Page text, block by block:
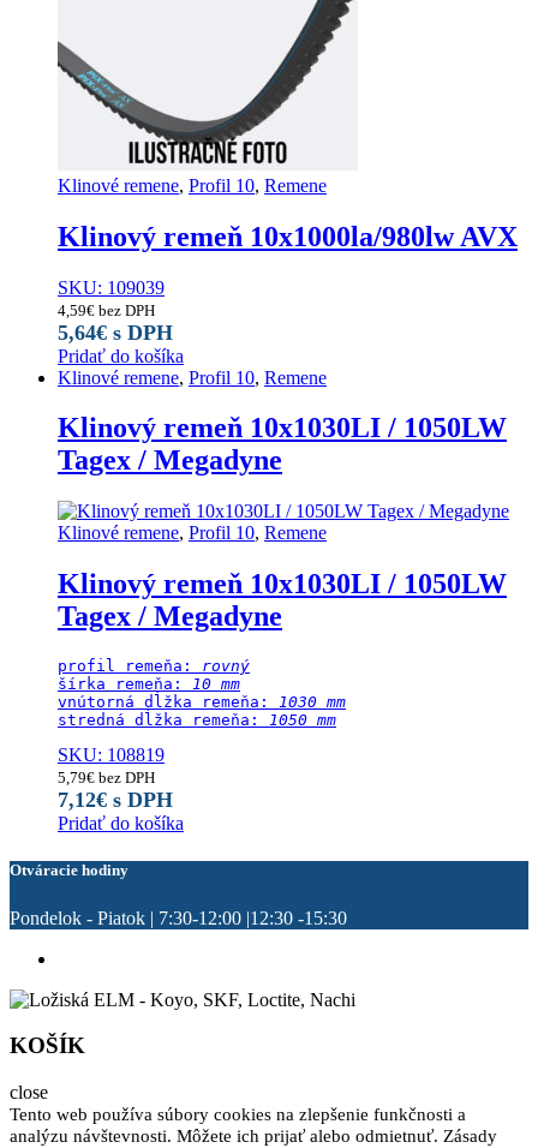
Klinové remene, Profil 10, Remene
Klinový remeň 10x1000la/980lw AVX
SKU: 109039
4,59€ bez DPH
5,64€ s DPH
Pridať do košíka
Klinové remene, Profil 10, Remene
Klinový remeň 10x1030LI / 1050LW
Tagex / Megadyne
Klinové remene, Profil 10, Remene
Klinový remeň 10x1030LI / 1050LW
Tagex / Megadyne
profil remeňa: rovný
šírka remeňa: 10 mm
vnútorná dĺžka remeňa: 1030 mm
stredná dĺžka remeňa:
1050 mm
SKU: 108819
5,79€ bez DPH
7,12€ s DPH
Pridať do košíka
Otváracie hodiny
Pondelok - Piatok | 7:30-12:00 |12:30 -15:30
KOŠÍK
close
Tento web používa súbory cookies na zlepšenie funkčnosti a
analýzu návštevnosti. Môžete ich prijať alebo odmietnuť. Zásady